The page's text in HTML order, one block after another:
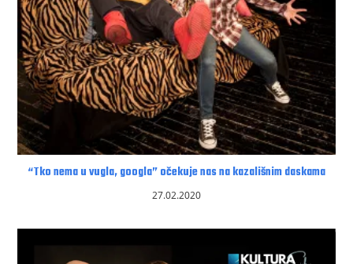
“Tko nema u vugla, googla” očekuje nas na kazališnim daskama
27.02.2020